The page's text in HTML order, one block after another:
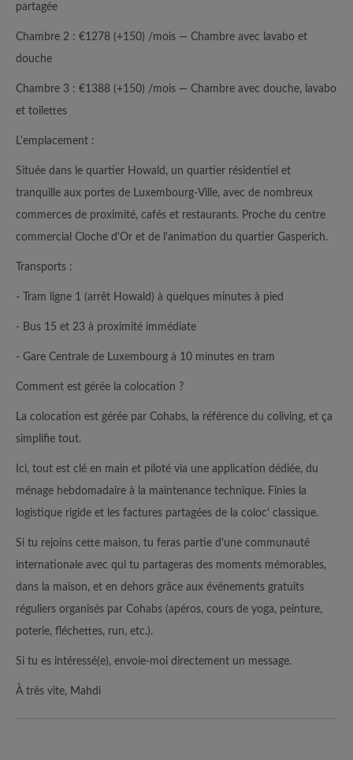
partagée
Chambre 2 : €1278 (+150) /mois — Chambre avec lavabo et
douche
Chambre 3 : €1388 (+150) /mois — Chambre avec douche, lavabo
et toilettes
L'emplacement :
Située dans le quartier Howald, un quartier résidentiel et
tranquille aux portes de Luxembourg-Ville, avec de nombreux
commerces de proximité, cafés et restaurants. Proche du centre
commercial Cloche d'Or et de l'animation du quartier Gasperich.
Transports :
- Tram ligne 1 (arrêt Howald) à quelques minutes à pied
- Bus 15 et 23 à proximité immédiate
- Gare Centrale de Luxembourg à 10 minutes en tram
Comment est gérée la colocation ?
La colocation est gérée par Cohabs, la référence du coliving, et ça
simplifie tout.
Ici, tout est clé en main et piloté via une application dédiée, du
ménage hebdomadaire à la maintenance technique. Finies la
logistique rigide et les factures partagées de la coloc' classique.
Si tu rejoins cette maison, tu feras partie d'une communauté
internationale avec qui tu partageras des moments mémorables,
dans la maison, et en dehors grâce aux événements gratuits
réguliers organisés par Cohabs (apéros, cours de yoga, peinture,
poterie, fléchettes, run, etc.).
Si tu es intéressé(e), envoie-moi directement un message.
À très vite, Mahdi